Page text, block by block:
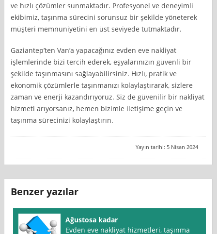
ve hızlı çözümler sunmaktadır. Profesyonel ve deneyimli
ekibimiz, taşınma sürecini sorunsuz bir şekilde yöneterek
müşteri memnuniyetini en üst seviyede tutmaktadır.
Gaziantep’ten Van’a yapacağınız evden eve nakliyat
işlemlerinde bizi tercih ederek, eşyalarınızın güvenli bir
şekilde taşınmasını sağlayabilirsiniz. Hızlı, pratik ve
ekonomik çözümlerle taşınmanızı kolaylaştırarak, sizlere
zaman ve enerji kazandırıyoruz. Siz de güvenilir bir nakliyat
hizmeti arıyorsanız, hemen bizimle iletişime geçin ve
taşınma sürecinizi kolaylaştırın.
Yayın tarihi: 5 Nisan 2024
Benzer yazılar
Ağustosa kadar
Evden eve nakliyat hizmetleri, taşınma